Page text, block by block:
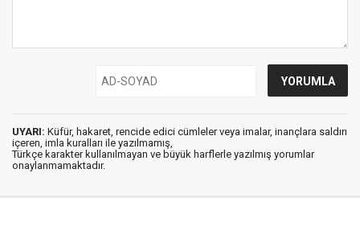
UYARI: Küfür, hakaret, rencide edici cümleler veya imalar, inançlara saldırı
içeren, imla kuralları ile yazılmamış,
Türkçe karakter kullanılmayan ve büyük harflerle yazılmış yorumlar
onaylanmamaktadır.